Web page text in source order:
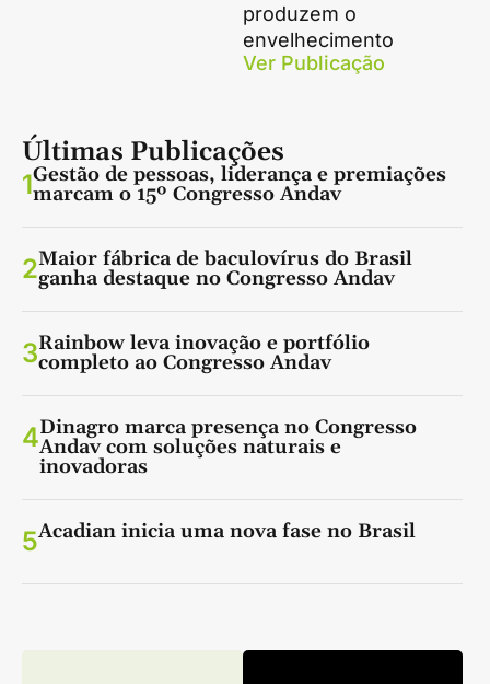
produzem o
envelhecimento
Ver Publicação
Últimas Publicações
1Gestão de pessoas, liderança e premiações
marcam o 15º Congresso Andav
2Maior fábrica de baculovírus do Brasil
ganha destaque no Congresso Andav
3Rainbow leva inovação e portfólio
completo ao Congresso Andav
4Dinagro marca presença no Congresso
Andav com soluções naturais e
inovadoras
5Acadian inicia uma nova fase no Brasil